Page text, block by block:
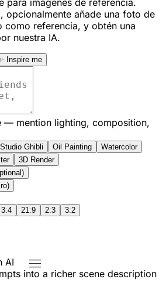
opcionalmente añade una foto de
como referencia, y obtén una
nuestra IA.
Inspire me
— mention lighting, composition,
Studio Ghibli Oil Painting
Watercolor
3D Render
3:4 21:9 2:3 3:2
AI
into a richer scene description